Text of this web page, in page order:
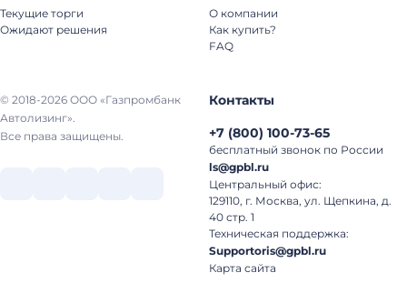
© 2018-2026 ООО «Газпромбанк
Автолизинг».
Все права защищены.
Текущие торги
Ожидают решения
О компании
Как купить?
FAQ
Контакты
+7 (800) 100-73-65
бесплатный звонок по России
ls@gpbl.ru
Центральный офис:
129110, г. Москва, ул. Щепкина, д.
40 стр. 1
Техническая поддержка:
Supportoris@gpbl.ru
Карта сайта